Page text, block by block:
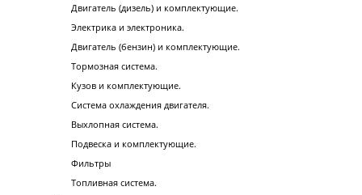
Двигатель (дизель) и комплектующие.
Электрика и электроника.
Двигатель (бензин) и комплектующие.
Тормозная система.
Кузов и комплектующие.
Система охлаждения двигателя.
Выхлопная система.
Подвеска и комплектующие.
Фильтры
Топливная система.